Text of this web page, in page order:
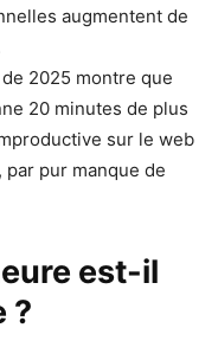
augmentent de
2025 montre que
20 minutes de plus
sur le web
pur manque de
est-il
?